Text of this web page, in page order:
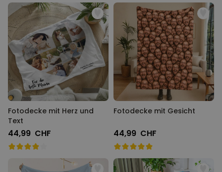
Fotodecke mit Herz und
Text
44,99 CHF
Fotodecke mit Gesicht
44,99 CHF